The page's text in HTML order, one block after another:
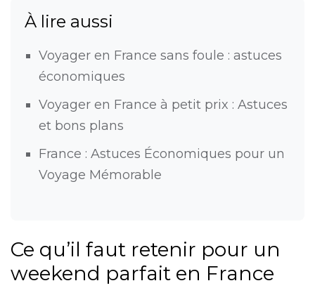
À lire aussi
Voyager en France sans foule : astuces
économiques
Voyager en France à petit prix : Astuces
et bons plans
France : Astuces Économiques pour un
Voyage Mémorable
Ce qu’il faut retenir pour un
weekend parfait en France